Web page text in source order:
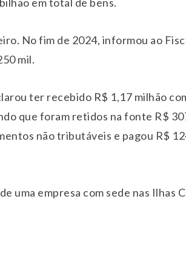
No fim de 2024, informou ao
mil.
ter recebido R$ 1,17 milhão
que foram retidos na fonte R$
não tributáveis e pagou R$
uma empresa com sede nas Ilhas